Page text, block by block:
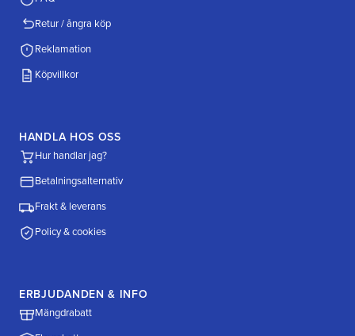
Retur / ångra köp
Reklamation
Köpvillkor
HANDLA HOS OSS
Hur handlar jag?
Betalningsalternativ
Frakt & leverans
Policy & cookies
ERBJUDANDEN & INFO
Mängdrabatt